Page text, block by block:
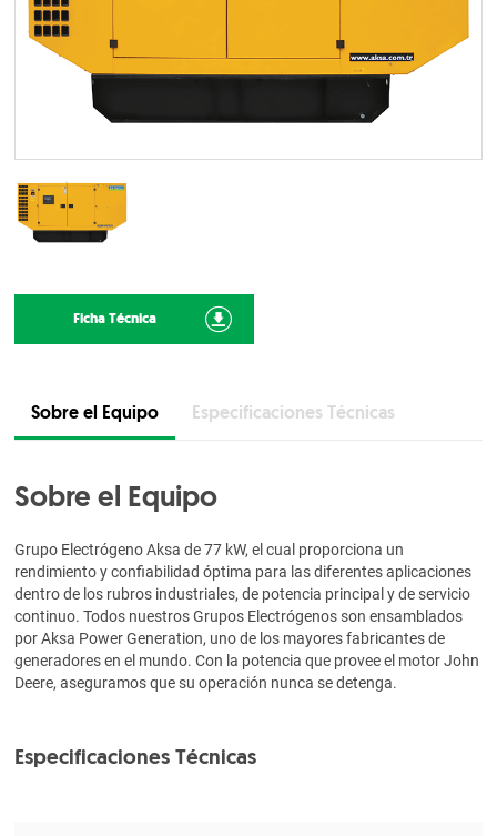
Ficha Técnica
Sobre el Equipo Especificaciones Técnicas
Sobre el Equipo
Grupo Electrógeno Aksa de 77 kW, el cual proporciona un
rendimiento y confiabilidad óptima para las diferentes aplicaciones
dentro de los rubros industriales, de potencia principal y de servicio
continuo. Todos nuestros Grupos Electrógenos son ensamblados
por Aksa Power Generation, uno de los mayores fabricantes de
generadores en el mundo. Con la potencia que provee el motor John
Deere, aseguramos que su operación nunca se detenga.
Especificaciones Técnicas